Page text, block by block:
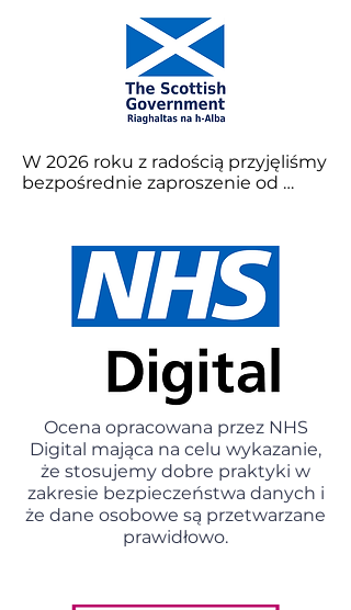
W 2026 roku z radością przyjęliśmy
bezpośrednie zaproszenie od
wspierane.
Głównym celem wymogów DPS
dla przedsiębiorstw wspieranych
jest zapewnienie szkockim
organom sektora publicznego i
sektora trzeciego (organy
publiczne DPS) jasnej ścieżki
zakupu towarów i usług od
przedsiębiorstw wspieranych, a
tym samym wspieranie integracji
osób niepełnosprawnych i osób
znajdujących się w niekorzystnej
sytuacji z głównym nurtem rynku
pracy. DPS pomaga zapewnić, że
zrównoważonych zamówień
Ocena opracowana przez NHS
Digital mająca na celu wykazanie,
że stosujemy dobre praktyki w
zakresie bezpieczeństwa danych i
że dane osobowe są przetwarzane
prawidłowo.